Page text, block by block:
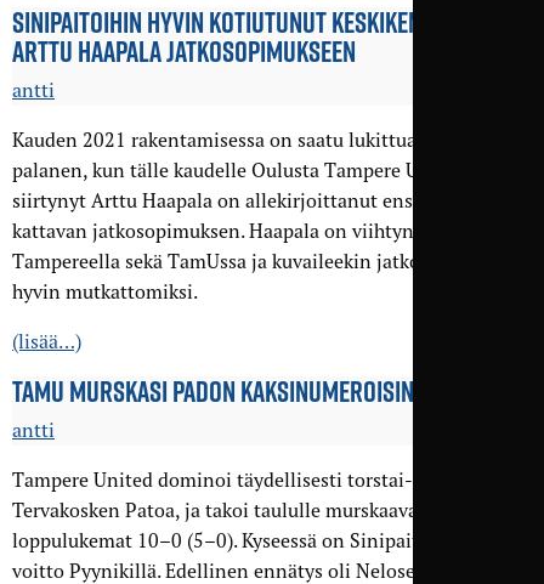
SINIPAITOIHIN HYVIN KOTIUTUNUT KESKIKENTTÄ­MIES
ARTTU HAAPALA JATKO­SOPIMUKSEEN
antti
Kauden 2021 rakentamisessa on saatu lukittua tärkeä
palanen, kun tälle kaudelle Oulusta Tampere Unitediin
siirtynyt Arttu Haapala on allekirjoittanut ensi kauden
kattavan jatkosopimuksen. Haapala on viihtynyt hyvin
Tampereella sekä TamUssa ja kuvaileekin jatkoneuvotteluja
hyvin mutkattomiksi.
(lisää…)
TAMU MURSKASI PADON KAKSI­NUMEROISIN LUKEMIN
antti
Tampere United dominoi täydellisesti torstai-illan ottelua
Tervakosken Patoa, ja takoi taululle murskaavat
loppulukemat 10–0 (5–0). Kyseessä on Sinipaitojen suurin
voitto Pyynikillä. Edellinen ennätys oli Nelosen kaudella